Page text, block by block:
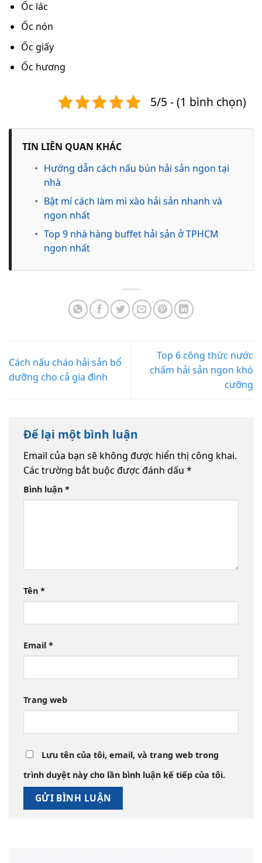
Ốc lác
Ốc nón
Ốc giấy
Ốc hương
5/5 - (1 bình chọn)
TIN LIÊN QUAN KHÁC
• Hướng dẫn cách nấu bún hải sản ngon tại
nhà
• Bật mí cách làm mì xào hải sản nhanh và
ngon nhất
• Top 9 nhà hàng buffet hải sản ở TPHCM
ngon nhất
Cách nấu cháo hải sản bổ
dưỡng cho cả gia đình
Top 6 công thức nước
chấm hải sản ngon khó
cưỡng
Để lại một bình luận
Email của bạn sẽ không được hiển thị công khai.
Các trường bắt buộc được đánh dấu *
Bình luận *
Tên *
Email *
Trang web
Lưu tên của tôi, email, và trang web trong
trình duyệt này cho lần bình luận kế tiếp của tôi.